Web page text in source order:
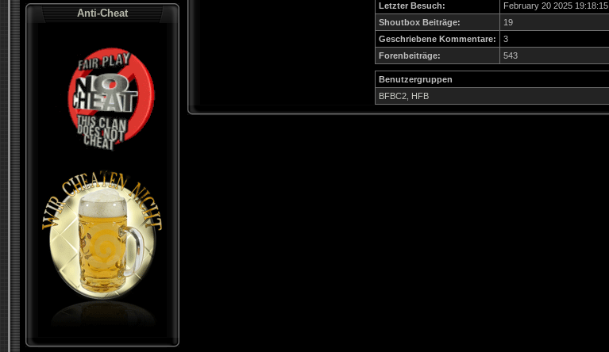
Anti-Cheat
Letzter Besuch:
February 20 2025 19:18:15
Shoutbox Beiträge:
19
Geschriebene Kommentare:
3
Forenbeiträge:
543
Benutzergruppen
BFBC2, HFB